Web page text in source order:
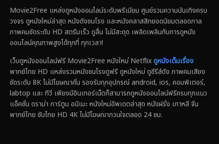
Movie2Free แหล่งดูหนังออนไลน์ระดับพรีเมียม ศูนย์รวมความบันเทิงครบ
วงจร ดูหนังใหม่ล่าสุด หนังดังชนโรง และหนังคลาสสิกยอดนิยมตลอดกาล
ภาพคมชัดระดับ HD สตรีมเร็ว ดูลื่น ไม่มีสะดุด เพลิดเพลินกับการดูหนัง
ออนไลน์คุณภาพสูงได้ทุกที่ ทุกเวลา!
เว็บดูหนังออนไลน์ฟรี Movie2Free หนังใหม่ Netflixดูหนังเต็มเรื่อง
พากย์ไทย HD แหล่งรวมหนังชนโรงดูฟรี ดูหนังใหม่ ดูซีรีส์ดัง ภาพคมเสียง
ชัดระดับ 8K ไม่มีโฆษณาคั่น รองรับทุกอุปกรณ์ android, ios, คอมพิเตอร์,
labtop และ ทีวี เพียงมีอินเทอร์เน็ตก็สามารถดูหนังออนไลน์ฟรีครบทุกแนว
แอ็คชั่น ดราม่า การ์ตูน อนิเมะ หนังใหม่อัพเดตล่าสุด หนังฝรั่ง เกาหลี จีน
พากย์ไทย ซับไทย HD 4K ไม่มีโฆษณากวนใจตลอด 24 ชม.